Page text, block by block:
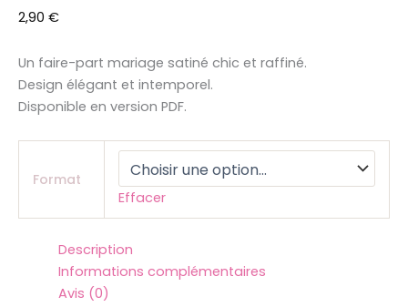
2,90 €
Un faire-part mariage satiné chic et raffiné.
Design élégant et intemporel.
Disponible en version PDF.
Format
Effacer
Description
Informations complémentaires
Avis (0)